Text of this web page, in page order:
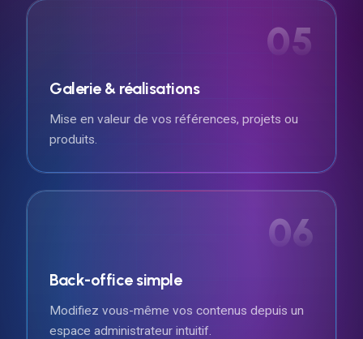
05
Galerie & réalisations
Mise en valeur de vos références, projets ou
produits.
06
Back-office simple
Modifiez vous-même vos contenus depuis un
espace administrateur intuitif.